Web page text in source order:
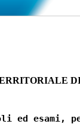
ed esami,